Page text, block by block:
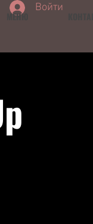
МЕНЮ
Войти